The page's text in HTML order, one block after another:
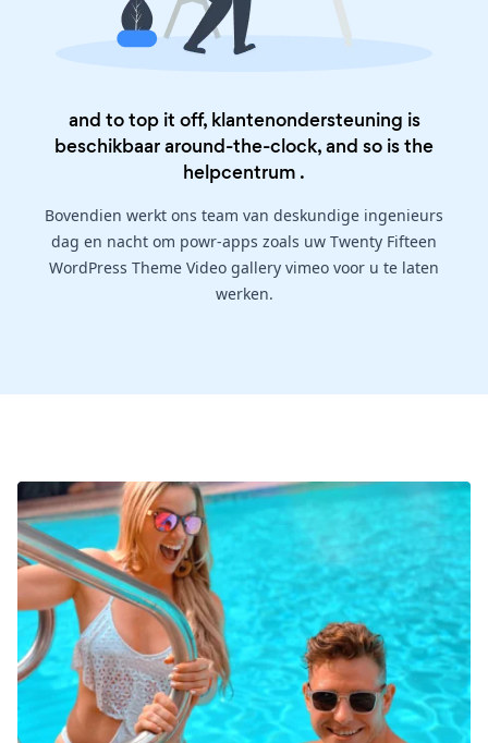
and to top it off, klantenondersteuning is
beschikbaar around-the-clock, and so is the
helpcentrum .
Bovendien werkt ons team van deskundige ingenieurs
dag en nacht om powr-apps zoals uw Twenty Fifteen
WordPress Theme Video gallery vimeo voor u te laten
werken.